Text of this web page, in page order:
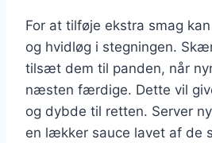
For at tilføje ekstra smag
og hvidløg i stegningen.
tilsæt dem til panden, når
næsten færdige. Dette vil
og dybde til retten. Server
en lækker sauce lavet af de